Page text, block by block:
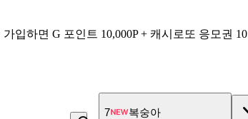
가입하면 G 포인트 10,000P + 캐시로또 응모권
8 콩국수